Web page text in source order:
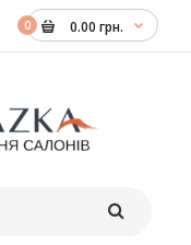
0 0.00 грн.